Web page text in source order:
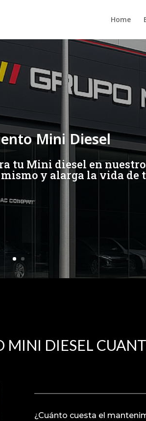
Home
Mini Diesel
tu Mini diesel en
y alarga la vida de
DIESEL
¿Cuánto cuesta el